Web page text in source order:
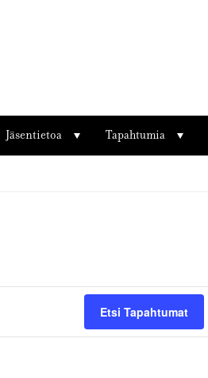
Jäsentietoa Tapahtumia
Etsi Tapahtumat